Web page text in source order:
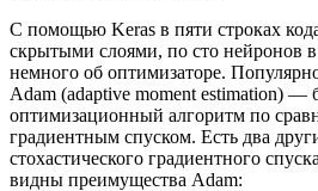
С помощью Keras в пяти строках
скрытыми слоями, по сто нейронов
немного об оптимизаторе.
Adam (adaptive moment estimation) —
оптимизационный алгоритм по
градиентным спуском. Есть два
стохастического градиентного
видны преимущества Adam: